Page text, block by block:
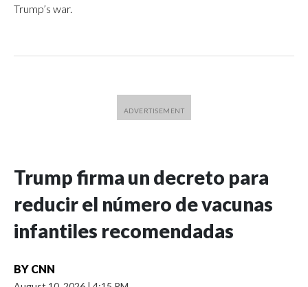
Trump’s war.
Trump firma un decreto para
reducir el número de vacunas
infantiles recomendadas
BY CNN